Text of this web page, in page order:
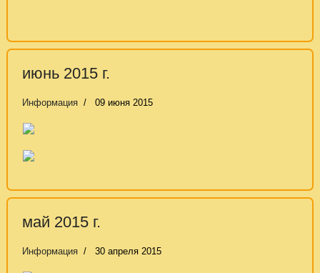
июнь 2015 г.
Информация 09 июня 2015
май 2015 г.
Информация 30 апреля 2015